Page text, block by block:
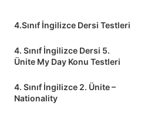
4.Sınıf İngilizce Dersi Testleri
4. Sınıf İngilizce Dersi 5.
Ünite My Day Konu Testleri
4. Sınıf İngilizce 2. Ünite –
Nationality